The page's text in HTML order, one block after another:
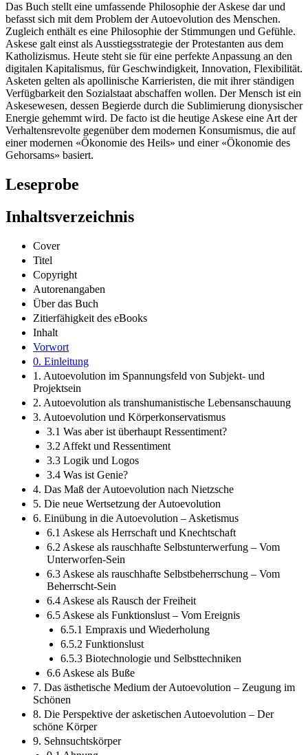
Das Buch stellt eine umfassende Philosophie der Askese dar und
befasst sich mit dem Problem der Autoevolution des Menschen.
Zugleich enthält es eine Philosophie der Stimmungen und Gefühle.
Askese galt einst als Ausstiegsstrategie der Protestanten aus dem
Katholizismus. Heute steht sie für eine perfekte Anpassung an den
digitalen Kapitalismus, für Geschwindigkeit, Innovation, Flexibilität.
Asketen gelten als apollinische Karrieristen, die mit ihrer ständigen
Verfügbarkeit den Sozialstaat abschaffen wollen. Der Mensch ist ein
Askesewesen, dessen Begierde durch die Sublimierung dionysischer
Energie gehemmt wird. De facto ist die heutige Askese eine Art der
Verhaltensrevolte gegenüber dem modernen Konsumismus, die auf
einer modernen «Ökonomie des Heils» und einer «Ökonomie des
Gehorsams» basiert.
Leseprobe
Inhaltsverzeichnis
Cover
Titel
Copyright
Autorenangaben
Über das Buch
Zitierfähigkeit des eBooks
Inhalt
Vorwort
0. Einleitung
1. Autoevolution im Spannungsfeld von Subjekt- und
Projektsein
2. Autoevolution als transhumanistische Lebensanschauung
3. Autoevolution und Körperkonservatismus
3.1 Was aber ist überhaupt Ressentiment?
3.2 Affekt und Ressentiment
3.3 Logik und Logos
3.4 Was ist Genie?
4. Das Maß der Autoevolution nach Nietzsche
5. Die neue Wertsetzung der Autoevolution
6. Einübung in die Autoevolution – Asketismus
6.1 Askese als Herrschaft und Knechtschaft
6.2 Askese als rauschhafte Selbstunterwerfung – Vom
Unterworfen-Sein
6.3 Askese als rauschhafte Selbstbeherrschung – Vom
Beherrscht-Sein
6.4 Askese als Rausch der Freiheit
6.5 Askese als Funktionslust – Vom Ereignis
6.5.1 Empraxis und Wiederholung
6.5.2 Funktionslust
6.5.3 Biotechnologie und Selbsttechniken
6.6 Askese als Buße
7. Das ästhetische Medium der Autoevolution – Zeugung im
Schönen
8. Die Perspektive der asketischen Autoevolution – Der
schöne Körper
9. Sehnsuchtskörper